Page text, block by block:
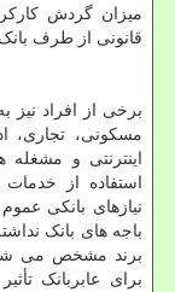
میزان گردش
قانونی از طرف
برخی از افراد نیز
مسکونی، تجاری،
اینترنتی و
استفاده از
نیازهای بانکی
باجه های بانک
برند مشخص می
برای عابربانک